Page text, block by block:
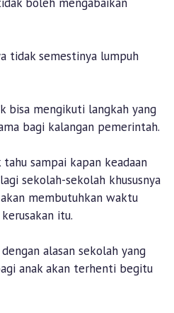
tidak semestinya lumpuh
bisa mengikuti langkah yang
bagi kalangan pemerintah.
sampai kapan keadaan
sekolah-sekolah khususnya
membutuhkan waktu
itu.
alasan sekolah yang
anak akan terhenti begitu